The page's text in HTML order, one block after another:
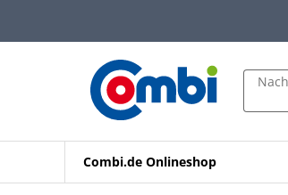
Zur Navigation springen
Zur Suche springen
Combi.de Onlineshop